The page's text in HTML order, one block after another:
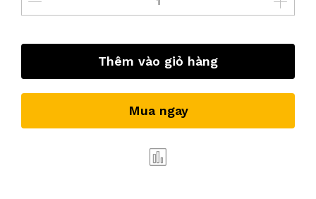
Thêm vào giỏ hàng
Mua ngay